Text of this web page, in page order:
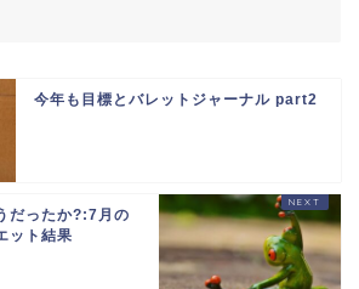
今年も目標とバレットジャーナル part2
だったか?:7月の
ット結果